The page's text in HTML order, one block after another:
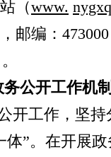
（www.
邮编：
公开工作机
开工作，坚
体”。在开展